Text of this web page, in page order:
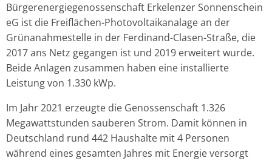
Bürgerenergiegenossenschaft Erkelenzer Sonnenschein
eG ist die Freiflächen-Photovoltaikanalage an der
Grünanahmestelle in der Ferdinand-Clasen-Straße, die
2017 ans Netz gegangen ist und 2019 erweitert wurde.
Beide Anlagen zusammen haben eine installierte
Leistung von 1.330 kWp.
Im Jahr 2021 erzeugte die Genossenschaft 1.326
Megawattstunden sauberen Strom. Damit können in
Deutschland rund 442 Haushalte mit 4 Personen
während eines gesamten Jahres mit Energie versorgt